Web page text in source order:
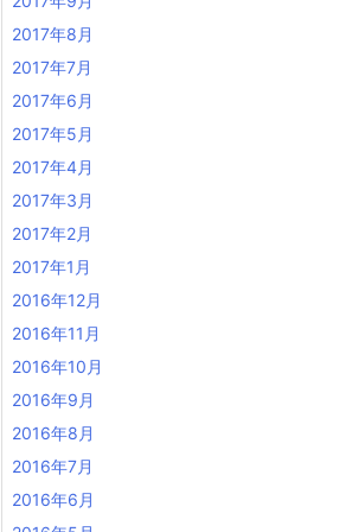
2017年8月
2017年7月
2017年6月
2017年5月
2017年4月
2017年3月
2017年2月
2017年1月
2016年12月
2016年11月
2016年10月
2016年9月
2016年8月
2016年7月
2016年6月